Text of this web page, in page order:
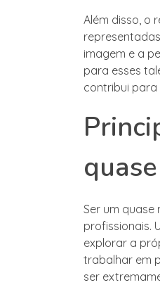
Além disso, o
imagem e a
para esses
contribui para
Ser um
profissionais.
explorar a
trabalhar em
ser